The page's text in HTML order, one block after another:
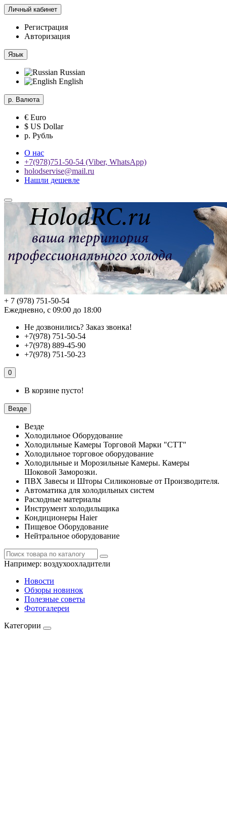
Личный кабинет
Регистрация
Авторизация
Язык
Russian
English
р. Валюта
€ Euro
$ US Dollar
р. Рубль
О нас
+7(978)751-50-54 (Viber, WhatsApp)
holodservise@mail.ru
Нашли дешевле
+ 7 (978) 751-50-54
Ежедневно, с 09:00 до 18:00
Не дозвонились? Заказ звонка!
+7(978) 751-50-54
+7(978) 889-45-90
+7(978) 751-50-23
0
В корзине пусто!
Везде
Везде
Холодильное Оборудование
Холодильные Камеры Торговой Марки "СТТ"
Холодильное торговое оборудование
Холодильные и Морозильные Камеры. Камеры
Шоковой Заморозки.
ПВХ Завесы и Шторы Силиконовые от Производителя.
Автоматика для холодильных систем
Расходные материалы
Инструмент холодильщика
Кондиционеры Haier
Пищевое Оборудование
Нейтральное оборудование
Например: воздухоохладители
Новости
Обзоры новинок
Полезные советы
Фотогалереи
Категории